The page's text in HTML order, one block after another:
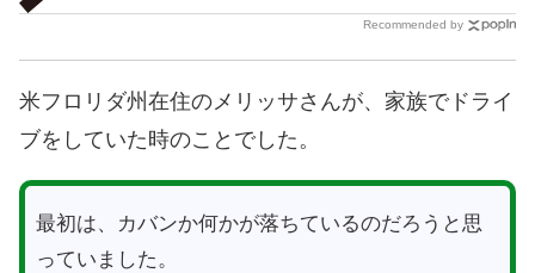
Recommended by
米フロリダ州在住のメリッサさんが、家族でドライ
ブをしていた時のことでした。
最初は、カバンか何かが落ちているのだろうと思
っていました。